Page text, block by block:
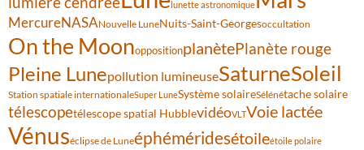
lunette astronomique
MercureNASANouvelle LuneNuits-Saint-Georgesoccultation
On the MoonoppositionplanètePlanète rouge
Pleine Lunepollution lumineuseSaturneSoleil
Station spatiale internationaleSuper LuneSystème solaireSélénétache solaire
télescopetélescope spatial HubblevidéoVLTVoie lactée
Vénuséclipse de Luneéphéméridesétoileétoile polaire